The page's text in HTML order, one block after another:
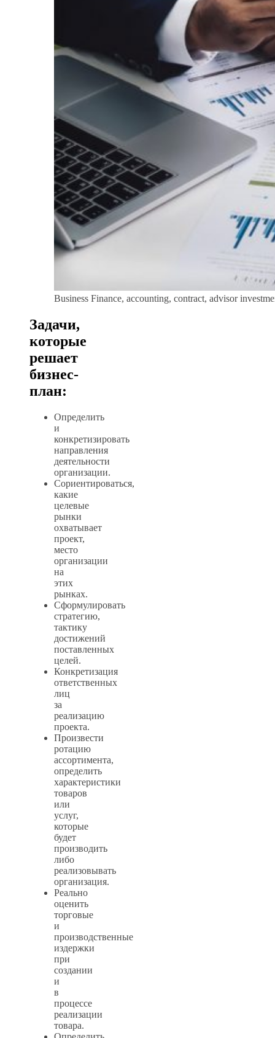
Business Finance, accounting, contract, advisor
Задачи,
которые
решает
бизнес-
план:
Определить
и
конкретизировать
направления
деятельности
организации.
Сориентироваться,
какие
целевые
рынки
охватывает
проект,
место
организации
на
этих
рынках.
Сформулировать
стратегию,
тактику
достижений
поставленных
целей.
Конкретизация
ответственных
лиц
за
реализацию
проекта.
Произвести
ротацию
ассортимента,
определить
характеристики
товаров
или
услуг,
которые
будет
производить
либо
реализовывать
организация.
Реально
оценить
торговые
и
производственные
издержки
при
создании
и
в
процессе
реализации
товара.